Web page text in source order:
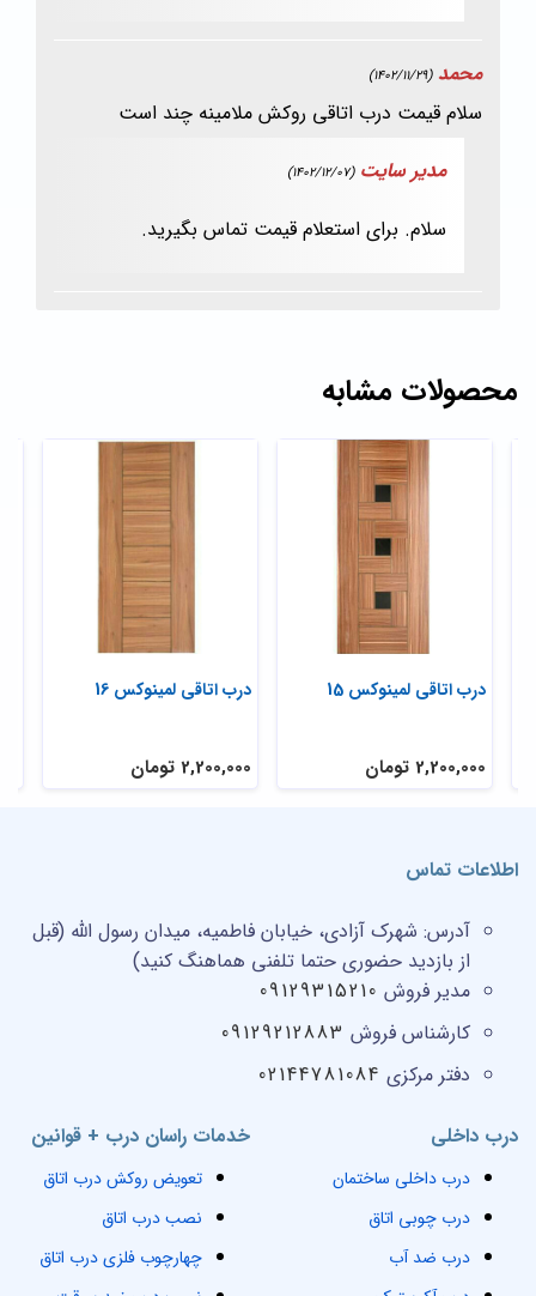
محمد(1402/11/29)
سلام قیمت درب اتاقی روکش ملامینه چند است
مدیر سایت (1402/12/07)
سلام. برای استعلام قیمت تماس بگیرید.
محصولات مشابه
درب اتاقی لمینوکس 16
2,200,000 تومان
درب اتاقی لمینوکس 15
2,200,000 تومان
خدمات راسان درب + قوانین
تعویض روکش درب اتاق
نصب درب اتاق
چهارچوب فلزی درب اتاق
درب داخلی
درب داخلی ساختمان
درب چوبی اتاق
درب ضد آب
اطلاعات تماس
آدرس: شهرک آزادی، خیابان فاطمیه، میدان رسول الله (قبل
از بازدید حضوری حتما تلفنی هماهنگ کنید)
مدیر فروش 09129315210
کارشناس فروش 09129212883
دفتر مرکزی 02144781084